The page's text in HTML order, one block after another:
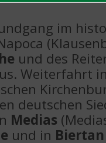
im
und des
Weiterfahrt
deutschen
Medias
und in Biertan